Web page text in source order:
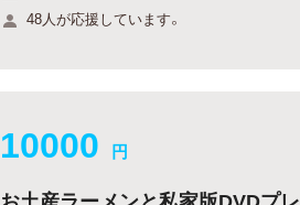
48人が応援しています。
10000 円